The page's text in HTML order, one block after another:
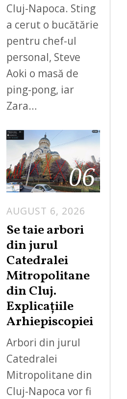
Cluj-Napoca. Sting
a cerut o bucătărie
pentru chef-ul
personal, Steve
Aoki o masă de
ping-pong, iar
Zara…
06
AUGUST 6, 2026
Se taie arbori
din jurul
Catedralei
Mitropolitane
din Cluj.
Explicațiile
Arhiepiscopiei
Arbori din jurul
Catedralei
Mitropolitane din
Cluj-Napoca vor fi